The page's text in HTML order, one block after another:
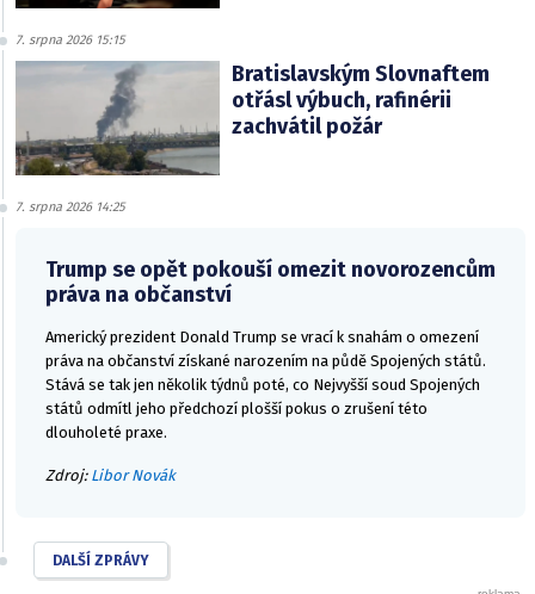
7. srpna 2026 15:15
Bratislavským Slovnaftem
otřásl výbuch, rafinérii
zachvátil požár
7. srpna 2026 14:25
Trump se opět pokouší omezit novorozencům
práva na občanství
Americký prezident Donald Trump se vrací k snahám o omezení
práva na občanství získané narozením na půdě Spojených států.
Stává se tak jen několik týdnů poté, co Nejvyšší soud Spojených
států odmítl jeho předchozí plošší pokus o zrušení této
dlouholeté praxe.
Zdroj: Libor Novák
DALŠÍ ZPRÁVY